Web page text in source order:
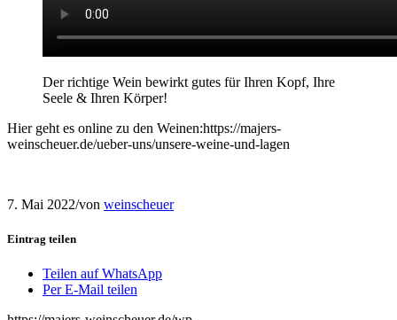
Der richtige Wein bewirkt gutes für Ihren Kopf, Ihre
Seele & Ihren Körper!
Hier geht es online zu den Weinen:https://majers-
weinscheuer.de/ueber-uns/unsere-weine-und-lagen
7. Mai 2022/von weinscheuer
Eintrag teilen
Teilen auf WhatsApp
Per E-Mail teilen